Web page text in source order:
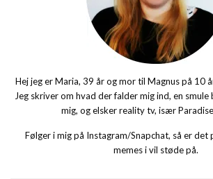
Hej jeg er Maria, 39 år og mor til Magnus på 10
Jeg skriver om hvad der falder mig ind, en
mig, og elsker reality tv, især
Følger i mig på Instagram/Snapchat, så er
memes i vil støde på.